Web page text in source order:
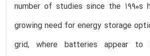
number of studies since the 1990s
growing need for energy storage
grid, where batteries appear to